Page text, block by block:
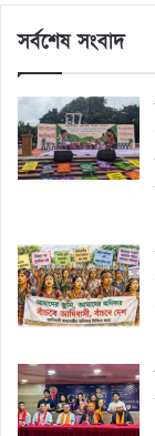
সর্বশেষ সংবাদ